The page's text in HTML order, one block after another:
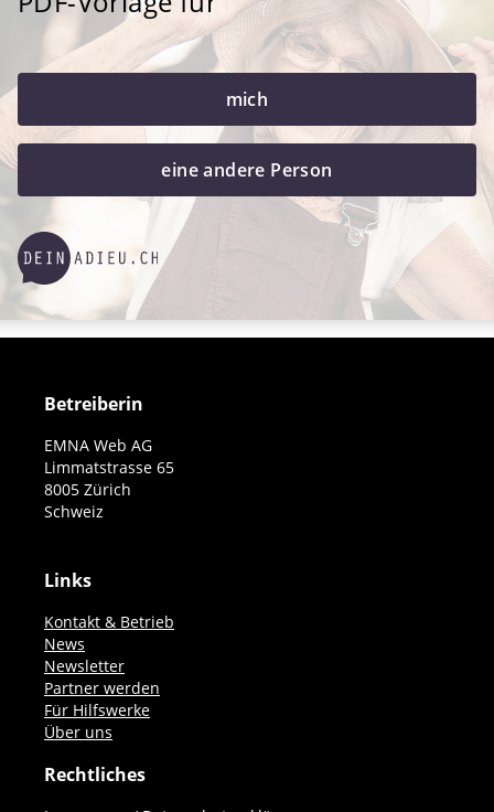
mich
eine andere Person
Betreiberin
EMNA Web AG
Limmatstrasse 65
8005 Zürich
Schweiz
Links
Kontakt & Betrieb
News
Newsletter
Partner werden
Für Hilfswerke
Über uns
Rechtliches